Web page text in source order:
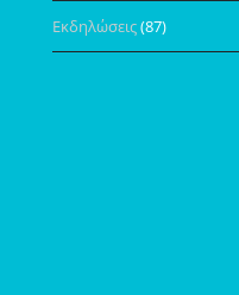
Εκδηλώσεις(87)